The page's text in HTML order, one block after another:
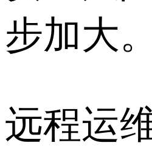
步加大。
远程运